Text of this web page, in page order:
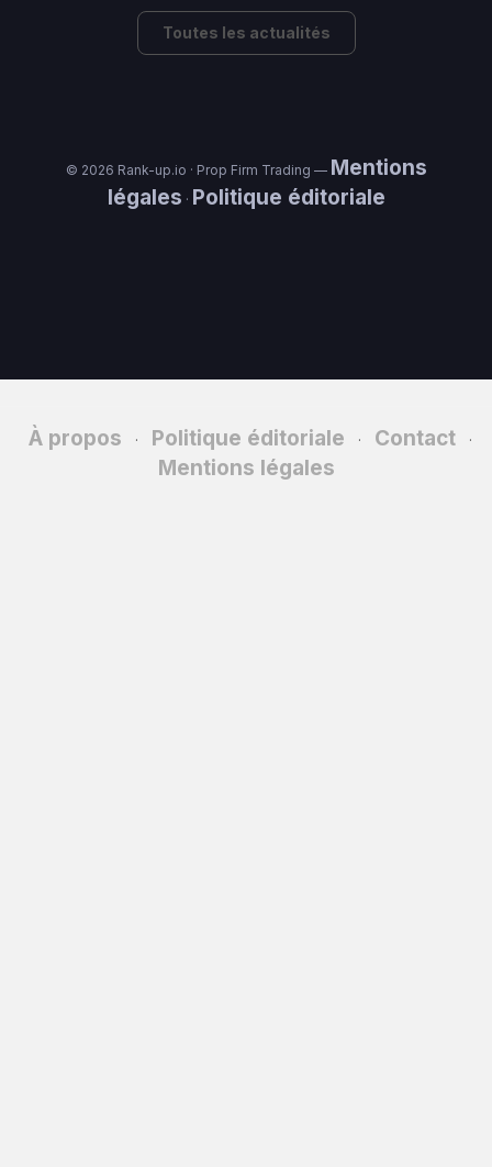
Toutes les actualités
© 2026 Rank-up.io · Prop Firm Trading — Mentions
légales · Politique éditoriale
À propos · Politique éditoriale · Contact ·
Mentions légales